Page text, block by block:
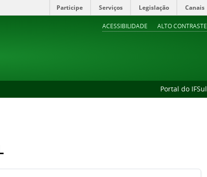
Participe Serviços Legislação Canais
ACESSIBILIDADE ALTO CONTRASTE
Portal do IFSul